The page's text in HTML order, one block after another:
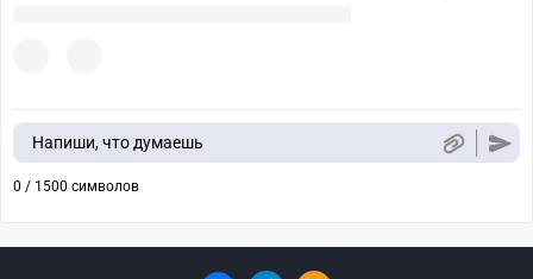
Напиши, что думаешь
0 / 1500 символов